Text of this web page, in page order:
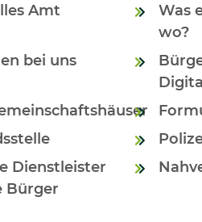
Amt
Was
wo?
bei uns
Dienstleister
Bürger